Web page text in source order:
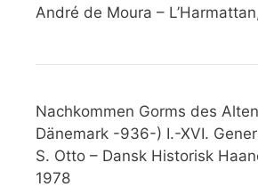
André de Moura –
Nachkommen Gorms des
Dänemark -936-) I.-XVI.
S. Otto – Dansk Historisk
1978